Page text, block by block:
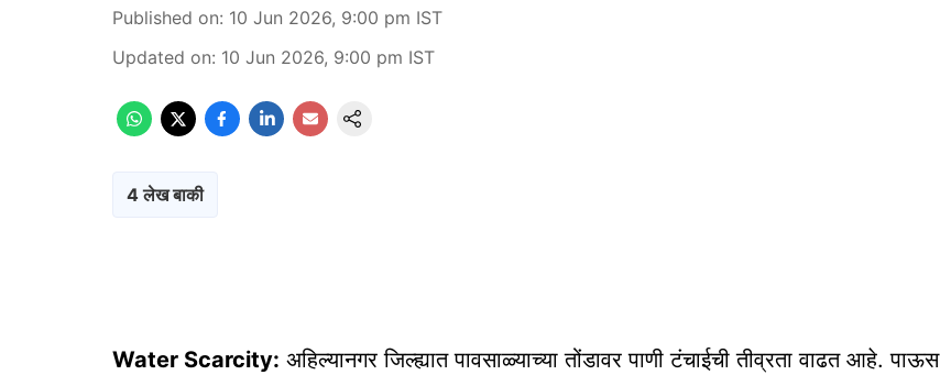
Published on: 10 Jun 2026, 9:00 pm IST
Updated on: 10 Jun 2026, 9:00 pm IST
4 लेख बाकी
Water Scarcity: अहिल्यानगर जिल्ह्यात पावसाळ्याच्या तोंडावर पाणी टंचाईची तीव्रता वाढत आहे. पाऊस